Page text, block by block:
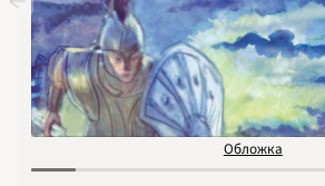
1973
1974
1975
1976
1977
1978
1979
1980
1981
1982
1983
1984
Обложка